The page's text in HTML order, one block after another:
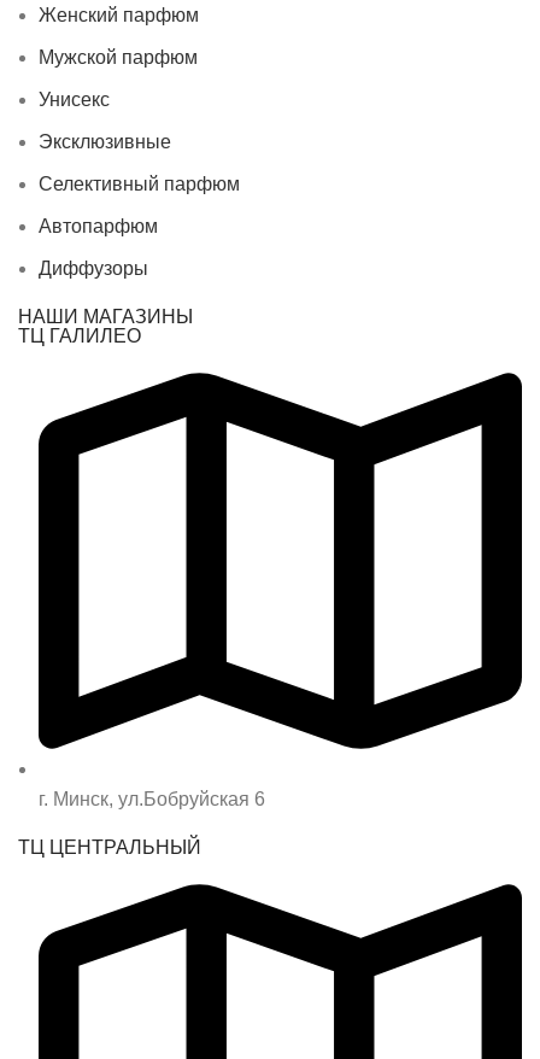
Женский парфюм
Мужской парфюм
Унисекс
Эксклюзивные
Селективный парфюм
Автопарфюм
Диффузоры
НАШИ МАГАЗИНЫ
ТЦ ГАЛИЛЕО
г. Минск, ул.Бобруйская 6
ТЦ ЦЕНТРАЛЬНЫЙ